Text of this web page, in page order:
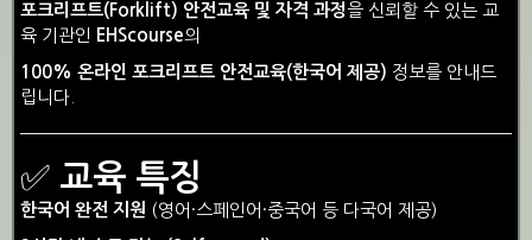
포크리프트(Forklift) 안전교육 및 자격 과정을 신뢰할 수 있는 교
육 기관인 EHScourse의
100% 온라인 포크리프트 안전교육(한국어 제공) 정보를 안내드
립니다.
✅ 교육 특징
한국어 완전 지원 (영어·스페인어·중국어 등 다국어 제공)